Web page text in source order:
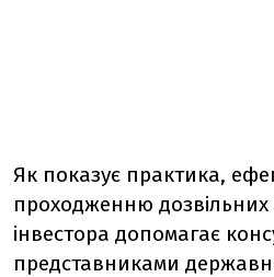
Як показує практика,
проходженню
інвестора допомагає
представниками